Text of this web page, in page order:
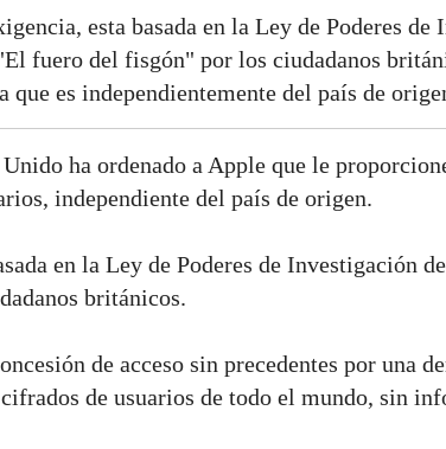
esta basada en la Ley de Poderes
fuero del fisgón" por los ciudadanos
que es independientemente del país de
ha ordenado a Apple que le
independiente del país de origen.
en la Ley de Poderes de Investigación
británicos.
de acceso sin precedentes por una
de usuarios de todo el mundo, sin